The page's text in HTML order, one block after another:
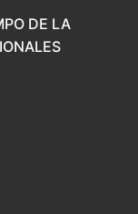
DE LA